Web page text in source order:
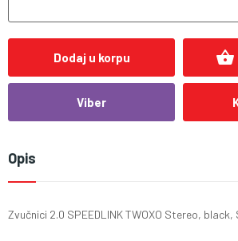
Dodaj u korpu shopping_basket
Viber
Opis
Zvučnici 2.0 SPEEDLINK TWOXO Stereo,